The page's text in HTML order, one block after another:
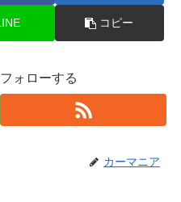
コピー
ォローする
カーマニア